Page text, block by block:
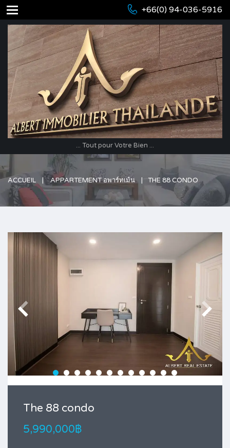
+66(0) 94-036-5916
... Tout pour Votre Bien ...
ACCUEIL APPARTEMENT อพาร์ทเม้น THE 88 CONDO
The 88 condo
5,990,000฿